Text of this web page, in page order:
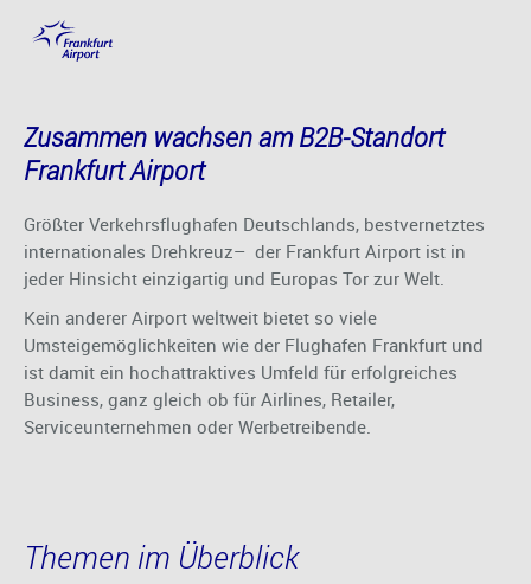
Hauptinhalt anspringen
Zusammen wachsen am B2B-Standort
Frankfurt Airport
Größter Verkehrsflughafen Deutschlands, bestvernetztes
internationales Drehkreuz– der Frankfurt Airport ist in
jeder Hinsicht einzigartig und Europas Tor zur Welt.
Kein anderer Airport weltweit bietet so viele
Umsteigemöglichkeiten wie der Flughafen Frankfurt und
ist damit ein hochattraktives Umfeld für erfolgreiches
Business, ganz gleich ob für Airlines, Retailer,
Serviceunternehmen oder Werbetreibende.
Themen im Überblick